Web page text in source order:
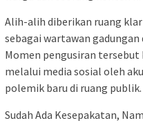
Alih-alih diberikan ruang
sebagai wartawan
Momen pengusiran tersebut
melalui media sosial oleh
polemik baru di ruang publik.
Sudah Ada Kesepakatan,